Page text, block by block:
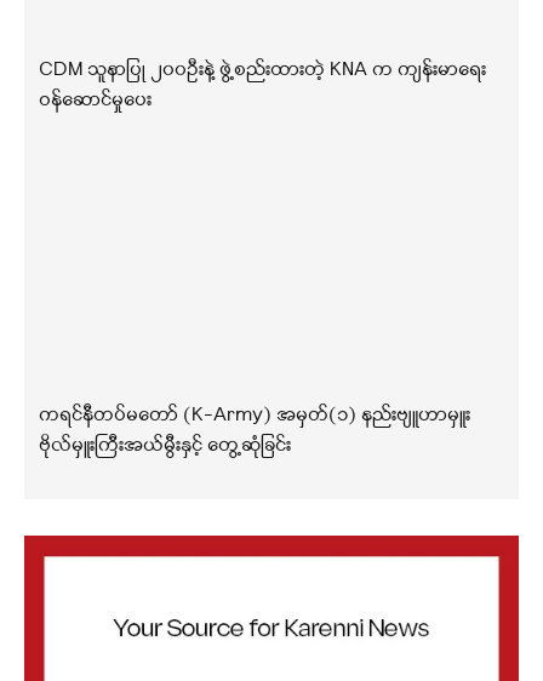
CDM သူနာပြု ၂၀၀ဦးနဲ့ ဖွဲ့စည်းထားတဲ့ KNA က ကျန်းမာရေး
ဝန်ဆောင်မှုပေး
ကရင်နီတပ်မတော် (K-Army) အမှတ်(၁) နည်းဗျူဟာမှူး
ဗိုလ်မှူးကြီးအယ်မွီးနှင့် တွေ့ဆုံခြင်း